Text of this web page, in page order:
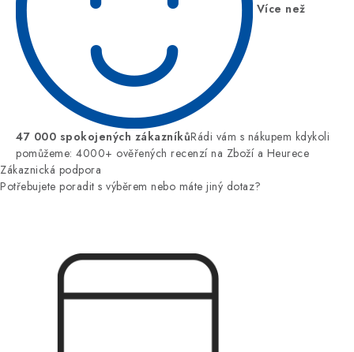
Více než
47 000 spokojených zákazníkůRádi vám s nákupem kdykoli
pomůžeme: 4000+ ověřených recenzí na Zboží a Heurece
Zákaznická podpora
Potřebujete poradit s výběrem nebo máte jiný dotaz?